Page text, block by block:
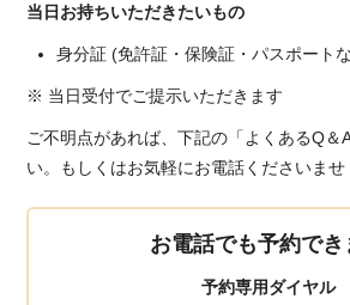
当日お持ちいただきたいもの
身分証 (免許証・保険証・パスポート
※ 当日受付でご提示いただきます
ご不明点があれば、下記の「よくあるQ＆
い。もしくはお気軽にお電話くださいませ
お電話でも予約でき
予約専用ダイヤル